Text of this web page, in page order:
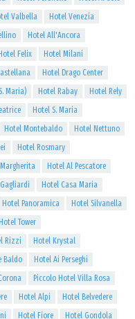
Valbella
Hotel Venezia
Hotel All'Ancora
Hotel Felix
Hotel Milani
Hotel Drago Center
Maria) Hotel Rabay
Hotel Rely
Hotel S. Maria
Hotel Montebaldo
Hotel Nettuno
Hotel Rosmary
Hotel Al Pescatore
Hotel Casa Maria
Hotel Panoramica
Hotel Silvanella
Tower
Rizzi
Hotel Krystal
Baldo
Hotel Ai Perseghi
Piccolo Hotel Villa Rosa
Hotel Alpi
Hotel Belvedere
Hotel Fiore
Hotel Gondola